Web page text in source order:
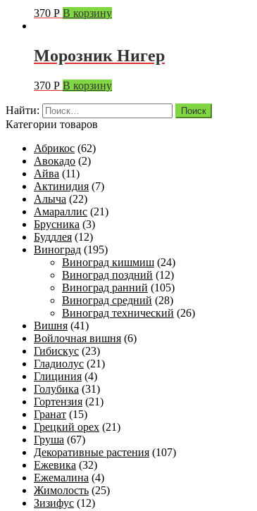
370 Р В корзину
Морозник Нигер
370 Р В корзину
Найти:
Категории товаров
Абрикос (62)
Авокадо (2)
Айва (11)
Актинидия (7)
Алыча (22)
Амараллис (21)
Брусника (3)
Буддлея (12)
Виноград (195)
Виноград кишмиш (24)
Виноград поздний (12)
Виноград ранний (105)
Виноград средний (28)
Виноград технический (26)
Вишня (41)
Войлочная вишня (6)
Гибискус (23)
Гладиолус (21)
Глициния (4)
Голубика (31)
Гортензия (21)
Гранат (15)
Грецкий орех (21)
Груша (67)
Декоративные растения (107)
Ежевика (32)
Ежемалина (4)
Жимолость (25)
Зизифус (12)